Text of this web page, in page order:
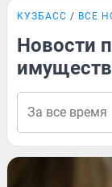
КУЗБАСС ВСЕ
Новости